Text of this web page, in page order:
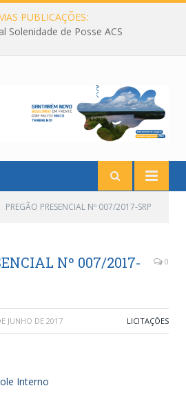
PUBLICAÇÕES:
Solenidade de Posse ACS
PREGÃO PRESENCIAL Nº 007/2017-SRP
Nº 007/2017-
0
JUNHO DE 2017 LICITAÇÕES
Interno